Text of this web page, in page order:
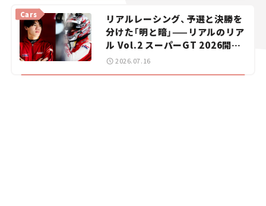
リアルレーシング、予選と決勝を
分けた「明と暗」——リアルのリア
ル Vol.2 スーパーGT 2026開幕
戦 岡山国際サーキット
Cars
2026.07.16